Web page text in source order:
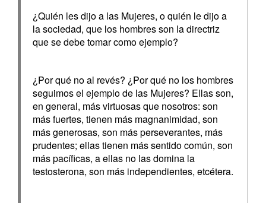
¿Quién les dijo a las Mujeres, o quién le dijo a
la sociedad, que los hombres son la directriz
que se debe tomar como ejemplo?
¿Por qué no al revés? ¿Por qué no los hombres
seguimos el ejemplo de las Mujeres? Ellas son,
en general, más virtuosas que nosotros: son
más fuertes, tienen más magnanimidad, son
más generosas, son más perseverantes, más
prudentes; ellas tienen más sentido común, son
más pacíficas, a ellas no las domina la
testosterona, son más independientes, etcétera.